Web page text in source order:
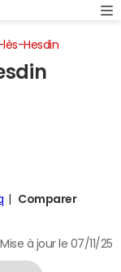
Hesdin
Comparer
Mise à jour le 07/11/25